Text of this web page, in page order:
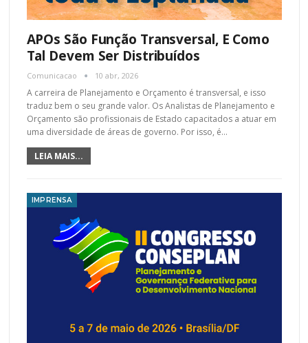
APOs São Função Transversal, E Como
Tal Devem Ser Distribuídos
Comunicacao 10 abr, 2026
A carreira de Planejamento e Orçamento é transversal, e isso
traduz bem o seu grande valor. Os Analistas de Planejamento e
Orçamento são profissionais de Estado capacitados a atuar em
uma diversidade de áreas de governo. Por isso, é…
LEIA MAIS...
IMPRENSA